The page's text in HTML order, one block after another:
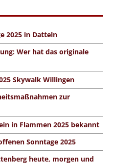
2025 in Datteln
Wer hat das originale
Skywalk Willingen
zur
in Flammen 2025 bekannt
Sonntage 2025
heute, morgen und